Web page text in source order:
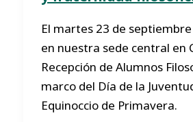
El martes 23 de
en nuestra sede central en
Recepción de Alumnos
marco del Día de la
Equinoccio de Primavera.